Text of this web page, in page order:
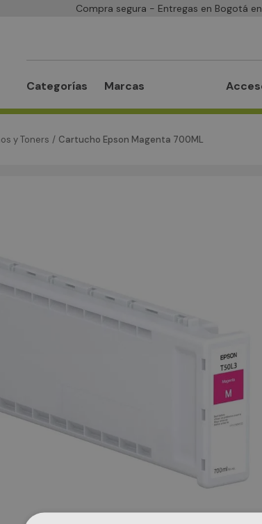
Compra segura - Entregas en Bogotá
Categorías Marcas
y Toners Cartucho Epson Magenta 700ML